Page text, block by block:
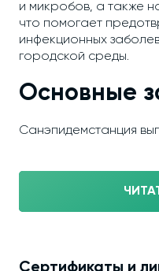
и микробов, а также
что помогает
инфекционных
городской среды.
Основные
Санэпидемстанция